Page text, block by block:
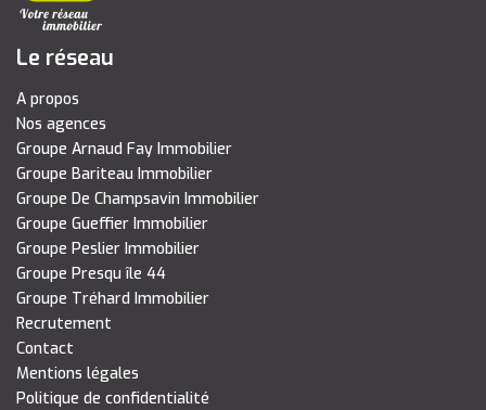
Le réseau
A propos
Nos agences
Groupe Arnaud Fay Immobilier
Groupe Bariteau Immobilier
Groupe De Champsavin Immobilier
Groupe Gueffier Immobilier
Groupe Peslier Immobilier
Groupe Presqu île 44
Groupe Tréhard Immobilier
Recrutement
Contact
Mentions légales
Politique de confidentialité